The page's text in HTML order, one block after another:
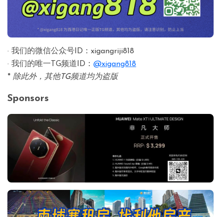
· 我们的微信公众号ID：xigangriji818
· 我们的唯一TG频道ID： @xigang818
* 除此外，其他TG频道均为盗版
Sponsors